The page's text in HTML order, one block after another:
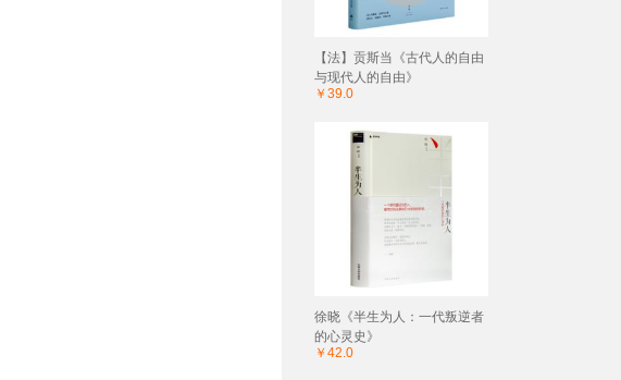
【法】贡斯当《古代人的自由
与现代人的自由》
￥39.0
徐晓《半生为人：一代叛逆者
的心灵史》
￥42.0